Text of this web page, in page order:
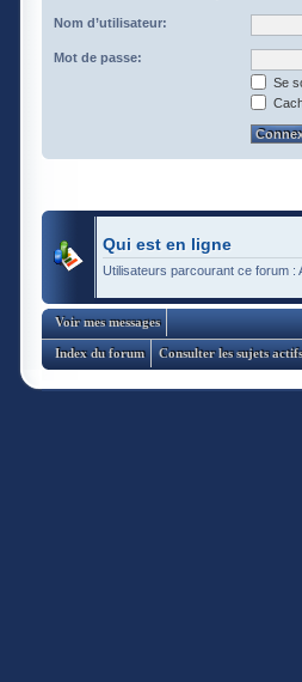
Nom d’utilisateur:
Mot de passe:
Se
Qui est en ligne
Utilisateurs parcourant ce forum :
Voir mes messages
Index du forum Consulter les sujets actifs